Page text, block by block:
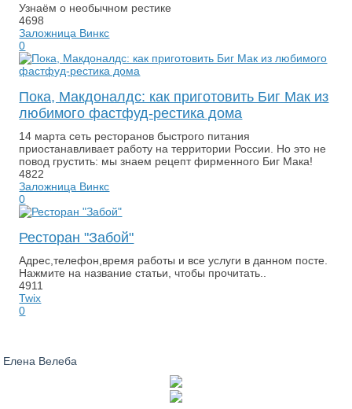
Узнаём о необычном рестике
4698
Заложница Винкс
0
Пока, Макдоналдс: как приготовить Биг Мак из
любимого фастфуд-рестика дома
14 марта сеть ресторанов быстрого питания
приостанавливает работу на территории России. Но это не
повод грустить: мы знаем рецепт фирменного Биг Мака!
4822
Заложница Винкс
0
Ресторан "Забой"
Адрес,телефон,время работы и все услуги в данном посте.
Нажмите на название статьи, чтобы прочитать..
4911
Twix
0
Елена Велеба